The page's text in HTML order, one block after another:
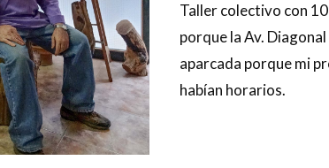
Taller colectivo con
porque la Av.
aparcada porque mi
habían horarios.